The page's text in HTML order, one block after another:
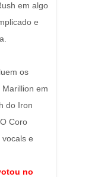
em algo
e
os
em
do Iron
Coro
e
no